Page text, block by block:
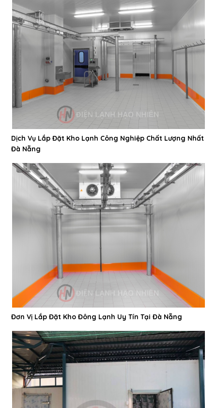
Dịch Vụ Lắp Đặt Kho Lạnh Công Nghiệp Chất Lượng Nhất
Đà Nẵng
Đơn Vị Lắp Đặt Kho Đông Lạnh Uy Tín Tại Đà Nẵng